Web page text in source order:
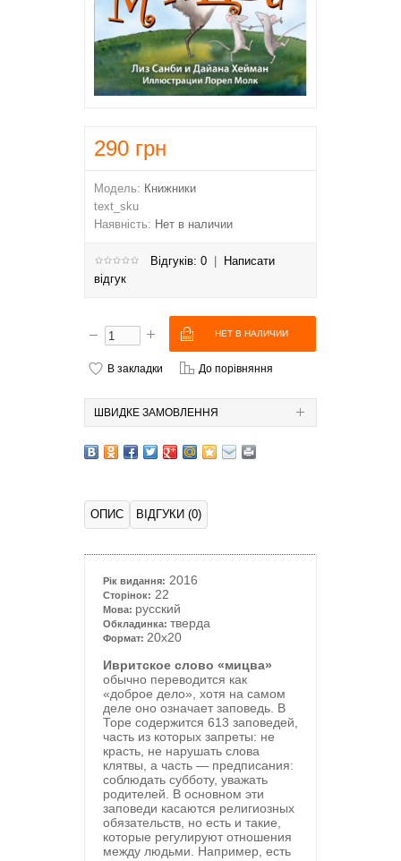
290 грн
Модель: Книжники
text_sku
Наявність: Нет в наличии
Відгуків: 0
Написати
відгук
В закладки До порівняння
ШВИДКЕ ЗАМОВЛЕННЯ
ОПИС ВІДГУКИ (0)
Рік видання: 2016
Сторінок: 22
Мова: русский
Обкладинка: тверда
Формат: 20x20
Ивритское слово «мицва»
обычно переводится как
«доброе дело», хотя на самом
деле оно означает заповедь. В
Торе содержится 613 заповедей,
часть из которых запреты: не
красть, не нарушать слова
клятвы, а часть — предписания:
соблюдать субботу, уважать
родителей. В основном эти
заповеди касаются религиозных
обязательств, но есть и такие,
которые регулируют отношения
между людьми. Например, есть